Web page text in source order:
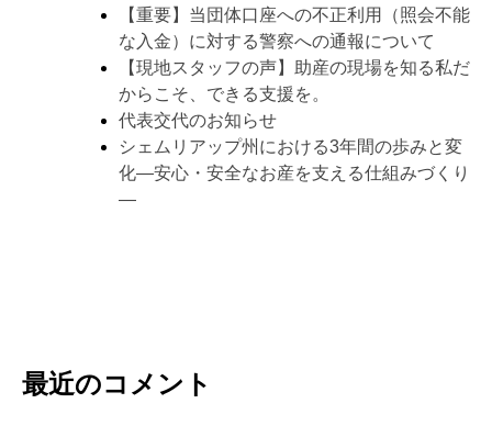
【重要】当団体口座への不正利用（照会不能
な入金）に対する警察への通報について
【現地スタッフの声】助産の現場を知る私だ
からこそ、できる支援を。
代表交代のお知らせ
シェムリアップ州における3年間の歩みと変
化―安心・安全なお産を支える仕組みづくり
―
最近のコメント